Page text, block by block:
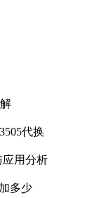
代换
应用分析
多少